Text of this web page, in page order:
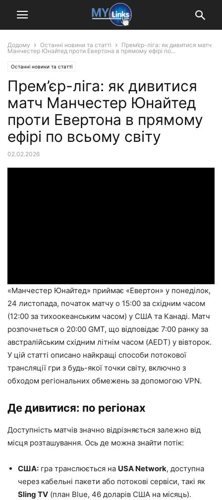
Додому Останні новини та статті
Прем’єр-ліга: як дивитися матч
Манчестер Юнайтед проти Евертона в прямому ефірі по...
Останні новини та статті
Прем’єр-ліга: як дивитися
матч Манчестер Юнайтед
проти Евертона в прямому
ефірі по всьому світу
02.02.2026
«Манчестер Юнайтед» приймає «Евертон» у понеділок,
24 листопада, початок матчу о 15:00 за східним часом
(12:00 за тихоокеанським часом) у США та Канаді. Матч
розпочнеться о 20:00 GMT, що відповідає 7:00 ранку за
австралійським східним літнім часом (AEDT) у вівторок.
У цій статті описано найкращі способи потокової
трансляції гри з будь-якої точки світу, включно з
обходом регіональних обмежень за допомогою VPN.
Де дивитися: по регіонах
Доступність матчів значно відрізняється залежно від
місця розташування. Ось де можна знайти потік:
США: гра транслюється на USA Network, доступна
через кабельні пакети або потокові сервіси, такі як
Sling TV (план Blue, 46 доларів США на місяць).